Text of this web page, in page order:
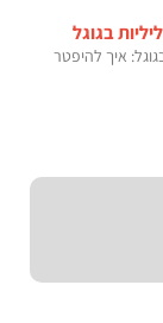
בגוגל
איך להיפטר